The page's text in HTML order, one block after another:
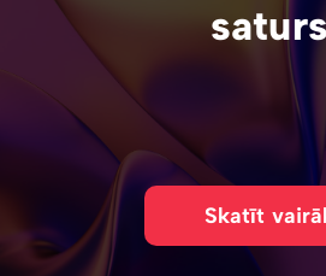
saturs
Skatīt